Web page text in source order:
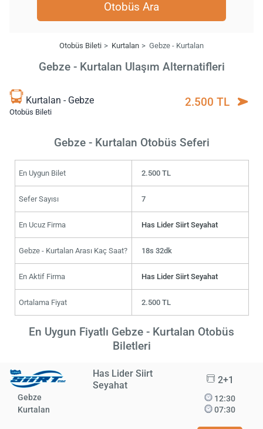
Otobüs Ara
Otobüs Bileti Kurtalan Gebze - Kurtalan
Gebze - Kurtalan Ulaşım Alternatifleri
Kurtalan - Gebze
Otobüs Bileti
2.500 TL
Gebze - Kurtalan Otobüs Seferi
En Uygun Bilet 2.500 TL
Sefer Sayısı 7
En Ucuz Firma Has Lider Siirt Seyahat
Gebze - Kurtalan Arası Kaç Saat? 18s 32dk
En Aktif Firma Has Lider Siirt Seyahat
Ortalama Fiyat 2.500 TL
En Uygun Fiyatlı Gebze - Kurtalan Otobüs
Biletleri
Has Lider Siirt
Seyahat
2+1
Gebze
Kurtalan
12:30
07:30